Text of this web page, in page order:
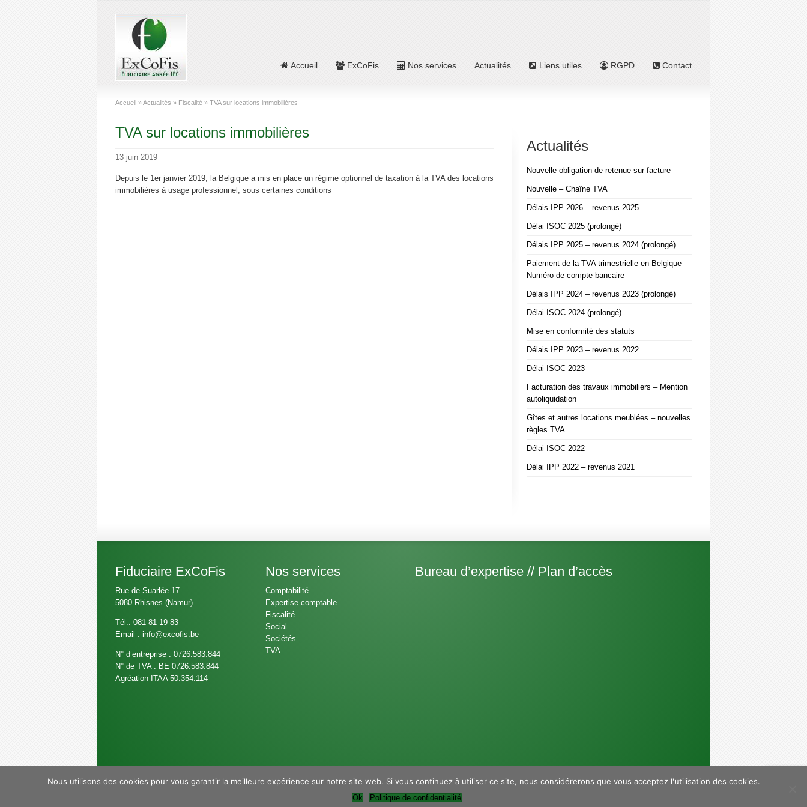
Accueil ExCoFis Nos services Actualités Liens utiles RGPD Contact
Accueil »Actualités » Fiscalité » TVA sur locations immobilières
TVA sur locations immobilières
13 juin 2019
Depuis le 1er janvier 2019, la Belgique a mis en place un régime optionnel de taxation à la TVA des locations
immobilières à usage professionnel, sous certaines conditions
Actualités
Nouvelle obligation de retenue sur facture
Nouvelle – Chaîne TVA
Délais IPP 2026 – revenus 2025
Délai ISOC 2025 (prolongé)
Délais IPP 2025 – revenus 2024 (prolongé)
Paiement de la TVA trimestrielle en Belgique –
Numéro de compte bancaire
Délais IPP 2024 – revenus 2023 (prolongé)
Délai ISOC 2024 (prolongé)
Mise en conformité des statuts
Délais IPP 2023 – revenus 2022
Délai ISOC 2023
Facturation des travaux immobiliers – Mention
autoliquidation
Gîtes et autres locations meublées – nouvelles
règles TVA
Délai ISOC 2022
Délai IPP 2022 – revenus 2021
Fiduciaire ExCoFis
Rue de Suarlée 17
5080 Rhisnes (Namur)
Tél.: 081 81 19 83
Email : info@excofis.be
N° d’entreprise : 0726.583.844
N° de TVA : BE 0726.583.844
Agréation ITAA 50.354.114
Nos services
Comptabilité
Expertise comptable
Fiscalité
Social
Sociétés
TVA
Bureau d’expertise // Plan d’accès
Copyright © Fiduciaire - Bureau comptable ExCoFis. Pierre Simon - Adrien Dumonceaux. Tous droits réservés
Nous utilisons des cookies pour vous garantir la meilleure expérience sur notre site web. Si vous continuez à utiliser ce site, nous considérerons que vous acceptez l'utilisation des cookies.
Ok Politique de confidentialité